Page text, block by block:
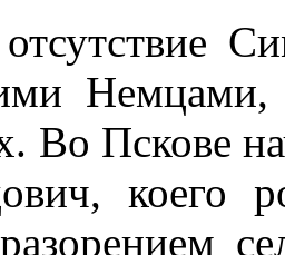
Немцами,
Во Пскове
коего